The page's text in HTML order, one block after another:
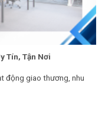
Tín, Tận Nơi
động giao thương, nhu